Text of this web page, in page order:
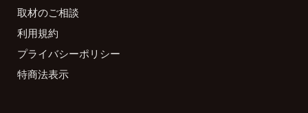
取材のご相談
利用規約
プライバシーポリシー
特商法表示